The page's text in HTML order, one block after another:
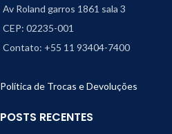
Av Roland garros 1861 sala 3
CEP: 02235-001
Contato: +55 11 93404-7400
Política de Trocas e Devoluções
POSTS RECENTES